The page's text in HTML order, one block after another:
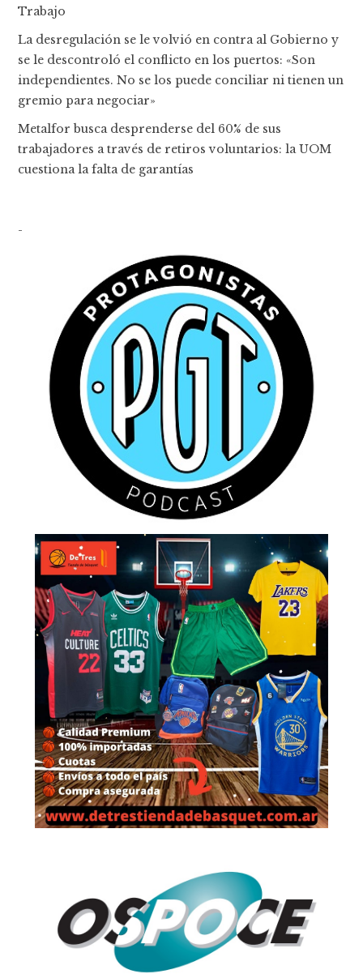
Trabajo
La desregulación se le volvió en contra al Gobierno y
se le descontroló el conflicto en los puertos: «Son
independientes. No se los puede conciliar ni tienen un
gremio para negociar»
Metalfor busca desprenderse del 60% de sus
trabajadores a través de retiros voluntarios: la UOM
cuestiona la falta de garantías
-